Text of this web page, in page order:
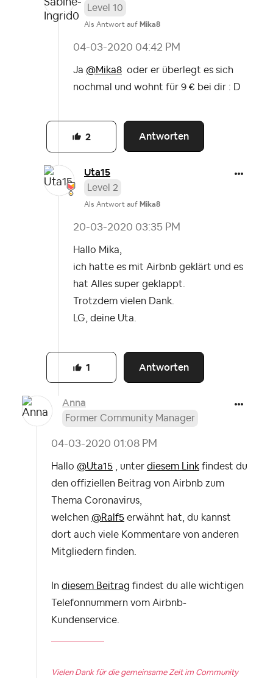
Level 10
Als Antwort auf Mika8
‎04-03-2020 04:42 PM
Ja @Mika8 oder er überlegt es sich
nochmal und wohnt für 9 € bei dir : D
Antworten
2
Uta15
Level 2
Als Antwort auf Mika8
‎20-03-2020 03:35 PM
Hallo Mika,
ich hatte es mit Airbnb geklärt und es
hat Alles super geklappt.
Trotzdem vielen Dank.
LG, deine Uta.
Antworten
1
Anna
Former Community Manager
‎04-03-2020 01:08 PM
Hallo @Uta15 , unter diesem Link findest du
den offiziellen Beitrag von Airbnb zum
Thema Coronavirus,
welchen @Ralf5 erwähnt hat, du kannst
dort auch viele Kommentare von anderen
Mitgliedern finden.
In diesem Beitrag findest du alle wichtigen
Telefonnummern vom Airbnb-
Kundenservice.
Vielen Dank für die gemeinsame Zeit im Community